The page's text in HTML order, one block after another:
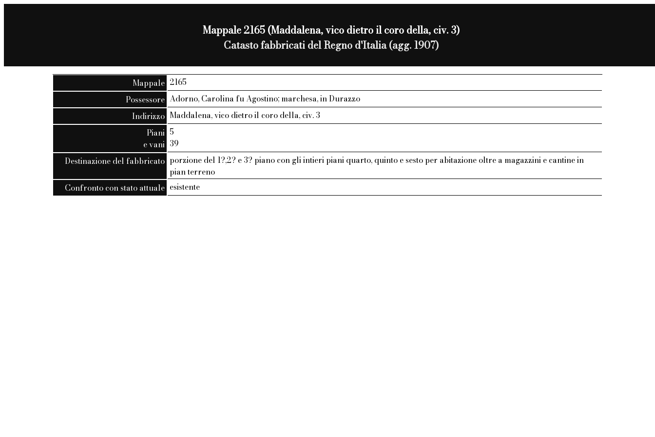
Mappale 2165 (Maddalena, vico dietro il coro della, civ. 3)
Catasto fabbricati del Regno d'Italia (agg. 1907)
Mappale 2165
Possessore Adorno, Carolina fu Agostino; marchesa, in Durazzo
Indirizzo Maddalena, vico dietro il coro della, civ. 3
Piani
e vani
5
39
Destinazione del fabbricato porzione del 1?,2? e 3? piano con gli intieri piani quarto, quinto e sesto per abitazione oltre a magazzini e cantine in
pian terreno
Confronto con stato attuale esistente